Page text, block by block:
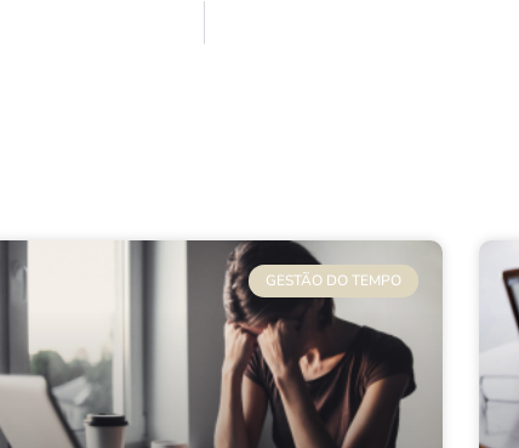
GESTÃO DO TEMPO